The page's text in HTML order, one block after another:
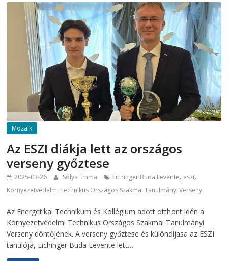
Mozaik
Az ESZI diákja lett az országos
verseny győztese
2025-03-26 Sólya Emma Eichinger Buda Levente, eszi,
Környezetvédelmi Technikus Országos Szakmai Tanulmányi Verseny
Az Energetikai Technikum és Kollégium adott otthont idén a
Környezetvédelmi Technikus Országos Szakmai Tanulmányi
Verseny döntőjének. A verseny győztese és különdíjasa az ESZI
tanulója, Eichinger Buda Levente lett…